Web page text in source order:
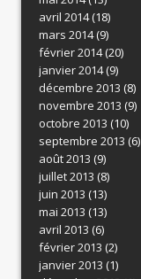
avril 2014(18)
mars 2014(9)
février 2014(20)
janvier 2014(9)
décembre 2013 (8)
novembre 2013 (9)
octobre 2013 (10)
septembre 2013 (6)
août 2013 (9)
juillet 2013 (8)
juin 2013 (13)
mai 2013 (13)
avril 2013 (6)
février 2013 (2)
janvier 2013 (1)